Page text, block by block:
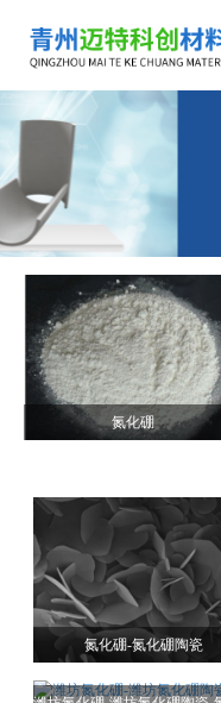
氮化硼
氮化硼-氮化硼陶瓷